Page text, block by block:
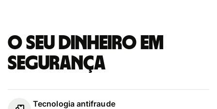
O seu dinheiro em
segurança
Tecnologia antifraude